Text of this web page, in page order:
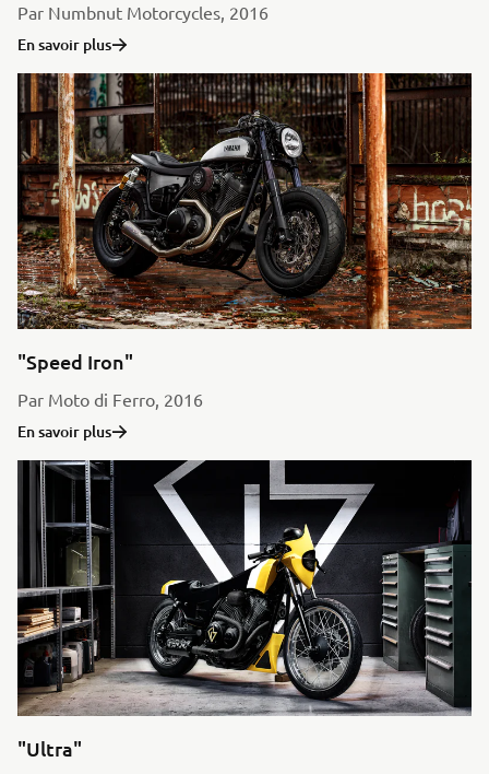
Par Numbnut Motorcycles, 2016
En savoir plus
"Speed Iron"
Par Moto di Ferro, 2016
En savoir plus
"Ultra"